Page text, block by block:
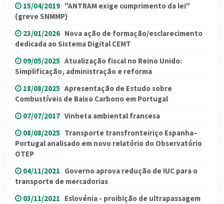
15/04/2019 "ANTRAM exige cumprimento da lei"
(greve SNMMP)
23/01/2026 Nova ação de formação/esclarecimento
dedicada ao Sistema Digital CEMT
09/05/2025 Atualização fiscal no Reino Unido:
Simplificação, administração e reforma
18/08/2025 Apresentação de Estudo sobre
Combustíveis de Baixo Carbono em Portugal
07/07/2017 Vinheta ambiental francesa
08/08/2025 Transporte transfronteiriço Espanha–
Portugal analisado em novo relatório do Observatório
OTEP
04/11/2021 Governo aprova redução de IUC para o
transporte de mercadorias
03/11/2021 Eslovénia - proibição de ultrapassagem